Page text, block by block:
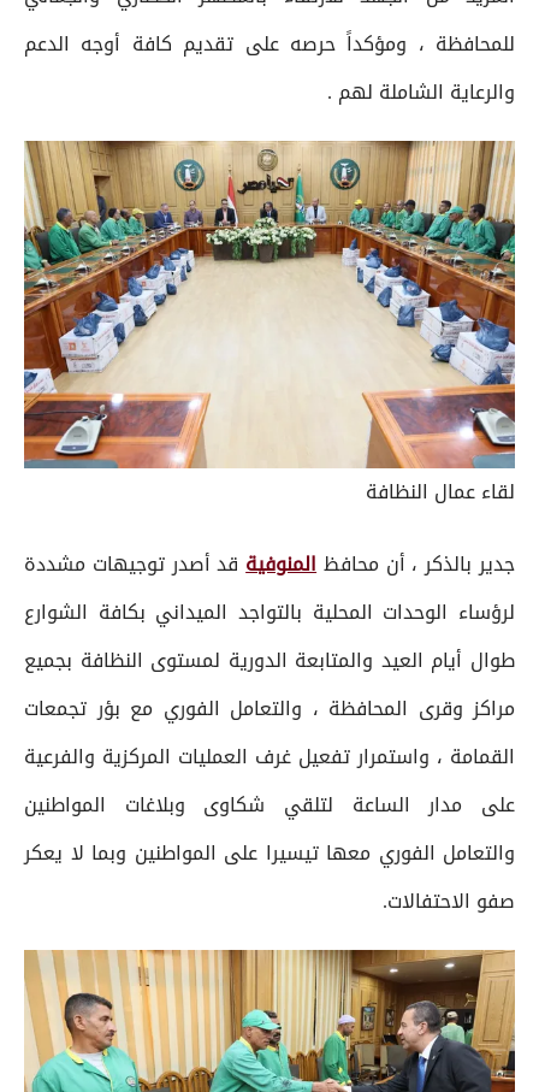
للمحافظة ، ومؤكداً حرصه على تقديم كافة أوجه الدعم
والرعاية الشاملة لهم .
لقاء عمال النظافة
جدير بالذكر ، أن محافظالمنوفيةقد أصدر توجيهات مشددة
لرؤساء الوحدات المحلية بالتواجد الميداني بكافة الشوارع
طوال أيام العيد والمتابعة الدورية لمستوى النظافة بجميع
مراكز وقرى المحافظة ، والتعامل الفوري مع بؤر تجمعات
القمامة ، واستمرار تفعيل غرف العمليات المركزية والفرعية
على مدار الساعة لتلقي شكاوى وبلاغات المواطنين
والتعامل الفوري معها تيسيرا على المواطنين وبما لا يعكر
صفو الاحتفالات.